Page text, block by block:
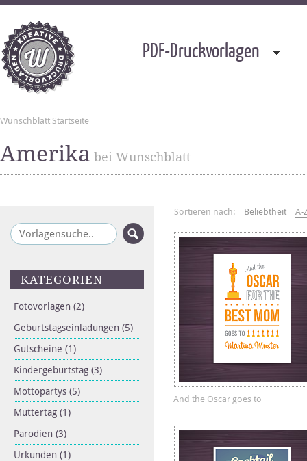
PDF-Druckvorlagen
Wunschblatt Startseite
Amerika bei Wunschblatt
KATEGORIEN
Fotovorlagen (2)
Geburtstagseinladungen (5)
Gutscheine (1)
Kindergeburtstag (3)
Mottopartys (5)
Muttertag (1)
Parodien (3)
Urkunden (1)
Sortieren nach: Beliebtheit A-
And the Oscar goes to